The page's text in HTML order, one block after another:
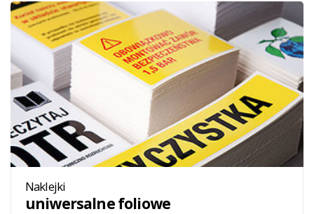
Naklejki
uniwersalne foliowe